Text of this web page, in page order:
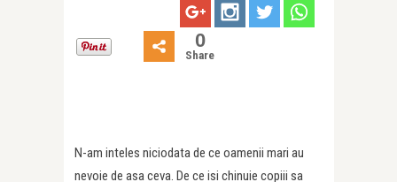
0
Share
N-am inteles niciodata de ce oamenii mari au
nevoie de asa ceva. De ce isi chinuie copiii sa